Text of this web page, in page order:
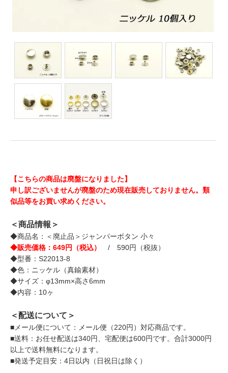
【こちらの商品は廃盤になりました】
申し訳ございませんが廃盤のため現在販売しておりません。類
似品等をお買い求めください。
＜商品情報＞
◆商品名：＜廃止品＞ジャンパーボタン 小々
◆販売価格：649円（税込）
/ 590円（税抜）
◆型番：S22013-8
◆色：ニッケル（真鍮素材）
◆サイズ：φ13mm×高さ6mm
◆内容：10ヶ
＜配送について＞
■メール便について：メール便（220円）対応商品です。
■送料：お任せ配送は340円、宅配便は600円です。合計3000円
以上で送料無料になります。
■発送予定目安：4日以内（日祝日は除く）